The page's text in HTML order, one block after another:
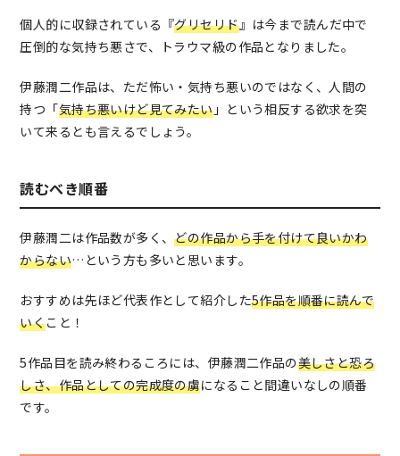
個人的に収録されている『グリセリド』は今まで読んだ中で
圧倒的な気持ち悪さで、トラウマ級の作品となりました。
伊藤潤二作品は、ただ怖い・気持ち悪いのではなく、人間の
持つ「気持ち悪いけど見てみたい」という相反する欲求を突
いて来るとも言えるでしょう。
読むべき順番
伊藤潤二は作品数が多く、どの作品から手を付けて良いかわ
からない…という方も多いと思います。
おすすめは先ほど代表作として紹介した5作品を順番に読んで
いくこと！
5作品目を読み終わるころには、伊藤潤二作品の美しさと恐ろ
しさ、作品としての完成度の虜になること間違いなしの順番
です。